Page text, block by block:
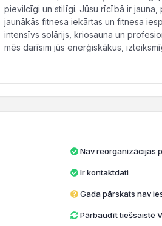
pievilcīgi un stilīgi. Jūsu rīcībā ir jauna,
jaunākās fitnesa iekārtas un fitnesa
intensīvs solārijs, kriosauna un
mēs darīsim jūs enerģiskākus,
Nav reorganizācijas
Ir kontaktdati
Gada pārskats nav
Pārbaudīt tiešsaistē